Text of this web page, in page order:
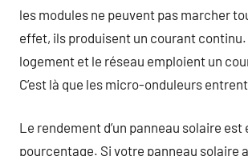
les modules ne peuvent pas marcher
effet, ils produisent un courant continu.
logement et le réseau emploient un
C’est là que les micro-onduleurs
Le rendement d’un panneau solaire est
pourcentage. Si votre panneau solaire